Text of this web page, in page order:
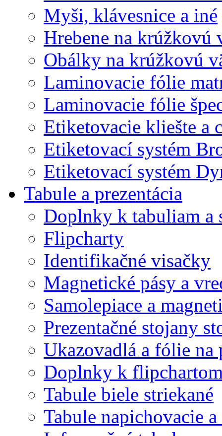
Myši, klávesnice a iné
Hrebene na krúžkovú
Obálky na krúžkovú
Laminovacie fólie
Laminovacie fólie
Etiketovacie kliešte a
Etiketovací systém
Etiketovací systém
Tabule a prezentácia
Doplnky k tabuliam a
Flipcharty
Identifikačné visačky
Magnetické pásy a
Samolepiace a
Prezentačné stojany
Ukazovadlá a fólie na
Doplnky k
Tabule biele striekané
Tabule napichovacie